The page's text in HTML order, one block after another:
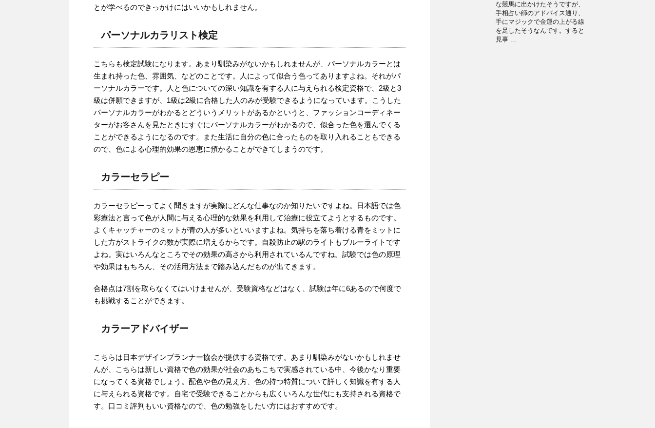
とが学べるのできっかけにはいいかもしれません。
パーソナルカラリスト検定
こちらも検定試験になります。あまり馴染みがないかもしれませんが、パーソナルカラーとは
生まれ持った色、雰囲気、などのことです。人によって似合う色ってありますよね。それがパ
ーソナルカラーです。人と色についての深い知識を有する人に与えられる検定資格で、2級と3
級は併願できますが、1級は2級に合格した人のみが受験できるようになっています。こうした
パーソナルカラーがわかるとどういうメリットがあるかというと、ファッションコーディネー
ターがお客さんを見たときにすぐにパーソナルカラーがわかるので、似合った色を選んでくる
ことができるようになるのです。また生活に自分の色に合ったものを取り入れることもできる
ので、色による心理的効果の恩恵に預かることができてしまうのです。
カラーセラピー
カラーセラピーってよく聞きますが実際にどんな仕事なのか知りたいですよね。日本語では色
彩療法と言って色が人間に与える心理的な効果を利用して治療に役立てようとするものです。
よくキャッチャーのミットが青の人が多いといいますよね。気持ちを落ち着ける青をミットに
した方がストライクの数が実際に増えるからです。自殺防止の駅のライトもブルーライトです
よね。実はいろんなところでその効果の高さから利用されているんですね。試験では色の原理
や効果はもちろん、その活用方法まで踏み込んだものが出てきます。
合格点は7割を取らなくてはいけませんが、受験資格などはなく、試験は年に6あるので何度で
も挑戦することができます。
カラーアドバイザー
こちらは日本デザインプランナー協会が提供する資格です。あまり馴染みがないかもしれませ
んが、こちらは新しい資格で色の効果が社会のあちこちで実感されている中、今後かなり重要
になってくる資格でしょう。配色や色の見え方、色の持つ特質について詳しく知識を有する人
に与えられる資格です。自宅で受験できることからも広くいろんな世代にも支持される資格で
す。口コミ評判もいい資格なので、色の勉強をしたい方にはおすすめです。
な競馬に出かけたそうですが、
手相占い師のアドバイス通り、
手にマジックで金運の上がる線
を足したそうなんです。すると
見事 ...